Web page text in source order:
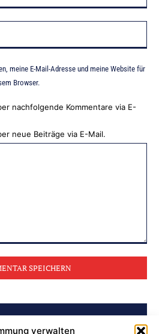
verwalten
meine E-Mail-Adresse und meine Website für
Browser.
nachfolgende Kommentare via E-
neue Beiträge via E-Mail.